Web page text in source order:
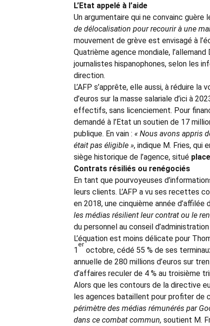
L’Etat appelé à l’aide
Un argumentaire qui ne convainc guère
de délocalisation pour recourir à une
mouvement de grève est envisagé à
Quatrième agence mondiale,
journalistes hispanophones, selon les
direction.
L’AFP s’apprête, elle aussi, à réduire
d’euros sur la masse salariale d’ici à
effectifs, sans licenciement. Pour
demandé à l’Etat un soutien de 17
publique. En vain : « Nous avons appris
était pas éligible », indique M. Fries, qui
siège historique de l’agence, situé place
Contrats résiliés ou renégociés
En tant que pourvoyeuses
leurs clients. L’AFP a vu ses recettes
en 2018, une cinquième année d’affilée
les médias résilient leur contrat ou le
du personnel au conseil d’administration
L’équation est moins délicate pour
1
er
octobre, cédé 55 % de ses
annuelle de 280 millions d’euros sur
d’affaires reculer de 4 % au troisième
Alors que les contours de la directive
les agences bataillent pour profiter de
périmètre des médias rémunérés par
dans ce combat commun, soutient M.